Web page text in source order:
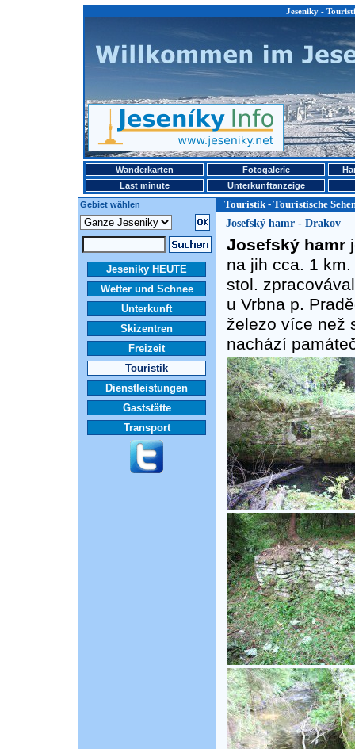
Jeseniky -
Wanderkarten Fotogalerie
Last minute
Unterkunftanzeige
Gebiet wählen
Touristik - Touristische
Jeseniky HEUTE
Wetter und Schnee
Unterkunft
Skizentren
Freizeit
Touristik
Dienstleistungen
Gaststätte
Transport
Josefský hamr - Drakov
Josefský hamr
na jih cca. 1
stol.
u Vrbna p.
železo více než
nachází